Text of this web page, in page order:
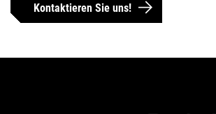
Max. Werkstückbreite
Details
Kontaktieren Sie uns!